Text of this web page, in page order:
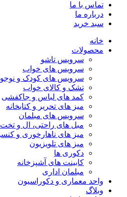
تماس با ما
درباره ما
سبد خرید
خانه
محصولات
سرویس تاشو
سرویس های خواب
سرویس های کودک و
تشک و کالای خواب
کمد های لباس و جاکفشی
میز های تحریر و کتابخانه
سرویس های مبلمان
مبل های راحتی، ال و
میز های ناهارخوری و
میز های تلویزیون
دکوری ها
کابینت های آشپزخانه
مبلمان اداری
واحد معماری و دکوراسیون
وبلاگ